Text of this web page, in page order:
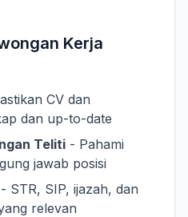
Kerja
CV dan
dan up-to-date
Teliti - Pahami
jawab posisi
- STR, SIP, ijazah, dan
relevan